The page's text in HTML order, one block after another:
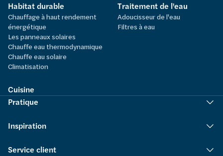
Habitat durable
Chauffage à haut rendement
énergétique
Les panneaux solaires
Chauffe eau thermodynamique
Chauffe eau solaire
Climatisation
Traitement de l'eau
Adoucisseur de l'eau
Filtres à eau
Cuisine
Pratique
Inspiration
Service client